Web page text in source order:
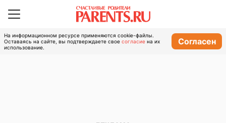
На информационном ресурсе применяются cookie-файлы.
Оставаясь на сайте, вы подтверждаете свое согласие на их
использование.
Согласен